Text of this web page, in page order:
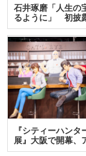
石井琢磨「人生の
るように」 初披
ア…
『シティーハンタ
展』大阪で開幕、
＆…